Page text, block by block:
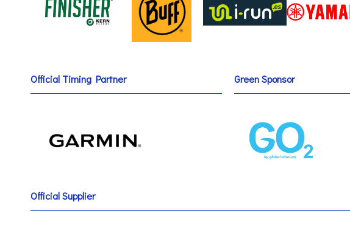
Official Timing Partner Green Sponsor
Official Supplier